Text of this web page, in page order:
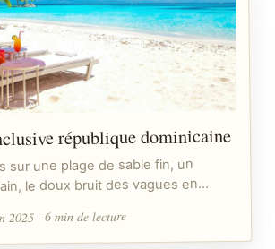
république dominicaine
sur une plage de sable fin, un
le doux bruit des vagues en…
2025 · 6 min de lecture